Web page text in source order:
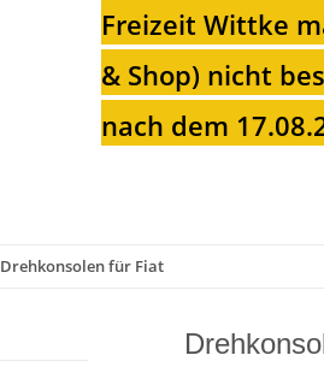
Freizeit Wittke
& Shop) nicht
nach dem
Drehkonsolen für Fiat